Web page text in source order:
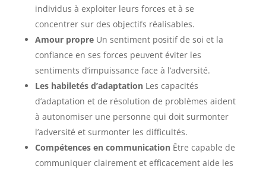
individus à exploiter leurs forces et à se
concentrer sur des objectifs réalisables.
Amour propreUn sentiment positif de soi et la
confiance en ses forces peuvent éviter les
sentiments d’impuissance face à l’adversité.
Les habiletés d’adaptationLes capacités
d’adaptation et de résolution de problèmes aident
à autonomiser une personne qui doit surmonter
l’adversité et surmonter les difficultés.
Compétences en communicationÊtre capable de
communiquer clairement et efficacement aide les